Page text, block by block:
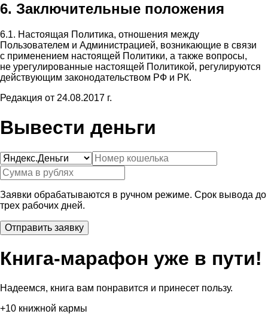
6. Заключительные положения
6.1. Настоящая Политика, отношения между
Пользователем и Администрацией, возникающие в связи
с применением настоящей Политики, а также вопросы,
не урегулированные настоящей Политикой, регулируются
действующим законодательством РФ и РК.
Редакция от 24.08.2017 г.
Вывести деньги
Заявки обрабатываются в ручном режиме. Срок вывода до
трех рабочих дней.
Книга-марафон уже в пути!
Надеемся, книга вам понравится и принесет пользу.
+10 книжной кармы